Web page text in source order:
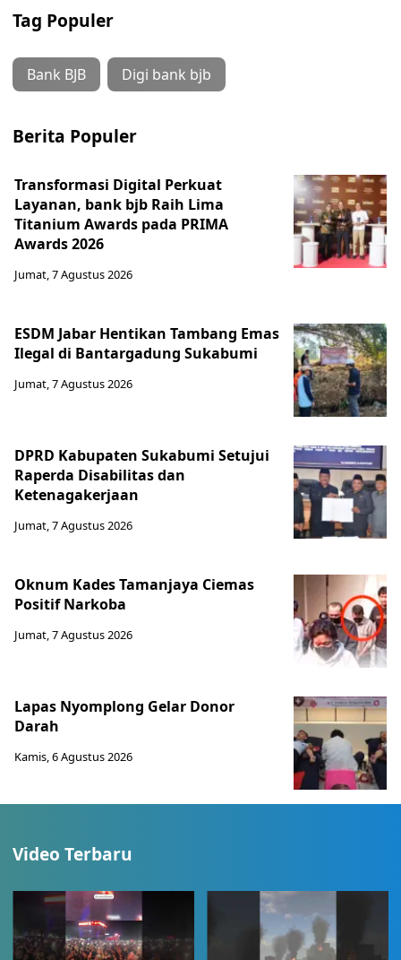
Tag Populer
Bank BJB Digi bank bjb
Berita Populer
Transformasi Digital Perkuat
Layanan, bank bjb Raih Lima
Titanium Awards pada PRIMA
Awards 2026
Jumat, 7 Agustus 2026
ESDM Jabar Hentikan Tambang Emas
Ilegal di Bantargadung Sukabumi
Jumat, 7 Agustus 2026
DPRD Kabupaten Sukabumi Setujui
Raperda Disabilitas dan
Ketenagakerjaan
Jumat, 7 Agustus 2026
Oknum Kades Tamanjaya Ciemas
Positif Narkoba
Jumat, 7 Agustus 2026
Lapas Nyomplong Gelar Donor
Darah
Kamis, 6 Agustus 2026
Video Terbaru